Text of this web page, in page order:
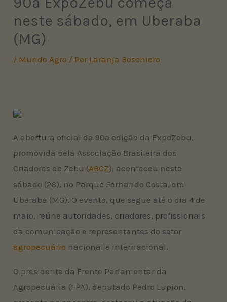
neste sábado, em Uberaba
(MG)
/ Mundo Agro / Por Laranja Boschiero
A abertura oficial da 90ª edição da ExpoZebu,
promovida pela Associação Brasileira dos
Criadores de Zebu (ABCZ), aconteceu neste
sábado (26), no Parque Fernando Costa, em
Uberaba (MG). O evento, que segue até o dia 4 de
maio, reúne autoridades, criadores, profissionais
da comunicação e representantes do setor
agropecuário nacional e internacional.
O presidente da Frente Parlamentar da
Agropecuária (FPA), deputado Pedro Lupion,